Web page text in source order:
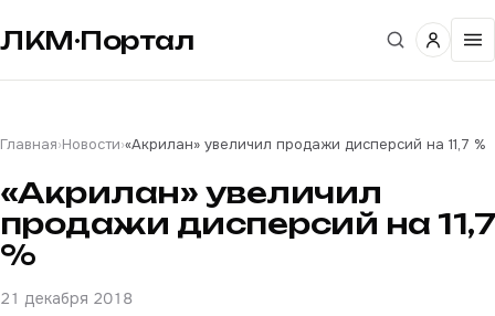
ЛКМ·Портал
Главная›Новости›«Акрилан» увеличил продажи дисперсий на 11,7 %
«Акрилан» увеличил
продажи дисперсий на 11,7
%
21 декабря 2018